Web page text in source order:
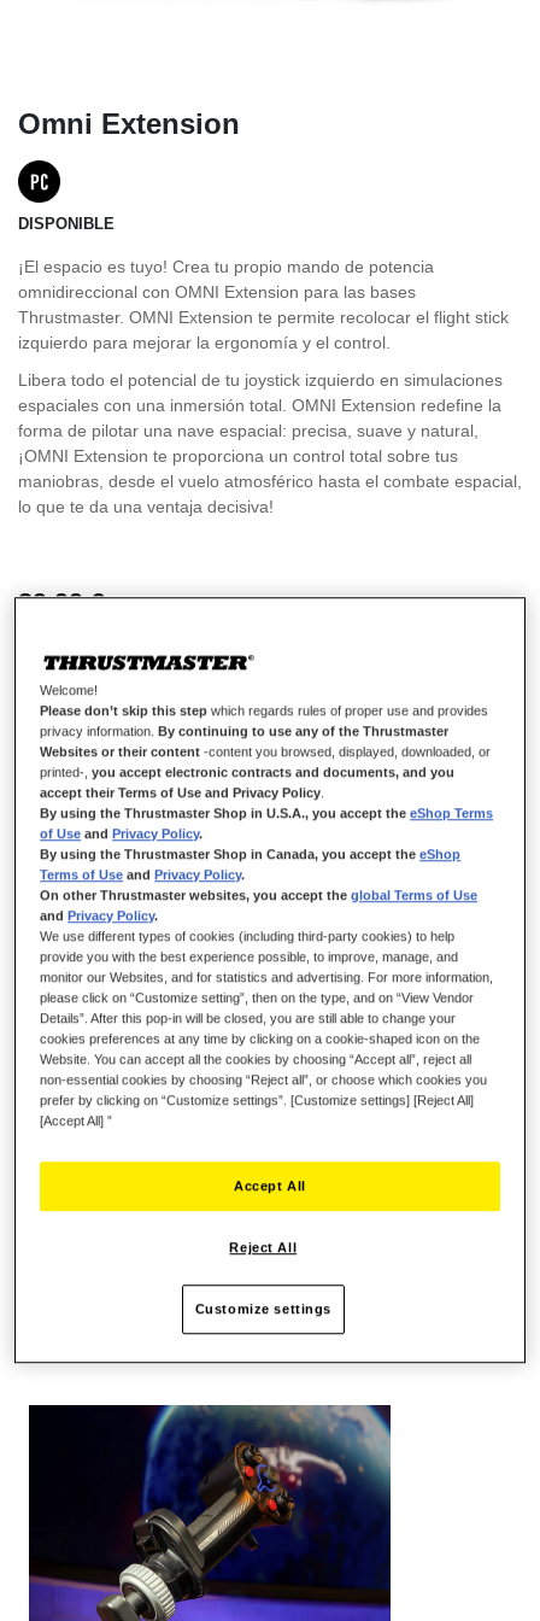
Omni Extension
DISPONIBLE
¡El espacio es tuyo! Crea tu propio mando de potencia
omnidireccional con OMNI Extension para las bases
Thrustmaster. OMNI Extension te permite recolocar el flight stick
izquierdo para mejorar la ergonomía y el control.
Libera todo el potencial de tu joystick izquierdo en simulaciones
espaciales con una inmersión total. OMNI Extension redefine la
forma de pilotar una nave espacial: precisa, suave y natural,
¡OMNI Extension te proporciona un control total sobre tus
maniobras, desde el vuelo atmosférico hasta el combate espacial,
lo que te da una ventaja decisiva!
39,99 €
AÑADIR AL CARRITO
Lista de deseos
Sea el primero en dejar una reseña para este artículo
Detalles
PUNTOS CLAVE:
Welcome!
Please don’t skip this step which regards rules of proper use and provides
privacy information.By continuing to use any of the Thrustmaster
Websites or their content -content you browsed, displayed, downloaded, or
printed-,you accept electronic contracts and documents, and you
accept their Terms of Use and Privacy Policy
By using the Thrustmaster Shop in U.S.A., you accept theeShop Terms
of Use andPrivacy Policy.
By using the Thrustmaster Shop in Canada, you accept theeShop
Terms of Use andPrivacy Policy.
On other Thrustmaster websites, you accept theglobal Terms of Use
andPrivacy Policy.
We use different types of cookies (including third-party cookies) to help
provide you with the best experience possible, to improve, manage, and
monitor our Websites, and for statistics and advertising. For more information,
please click on “Customize setting”, then on the type, and on “View Vendor
Details”. After this pop-in will be closed, you are still able to change your
cookies preferences at any time by clicking on a cookie-shaped icon on the
Website. You can accept all the cookies by choosing “Accept all”, reject all
non-essential cookies by choosing “Reject all”, or choose which cookies you
prefer by clicking on “Customize settings”. [Customize settings] [Reject All]
[Accept All] ”
Reject All
Accept All
Customize settings